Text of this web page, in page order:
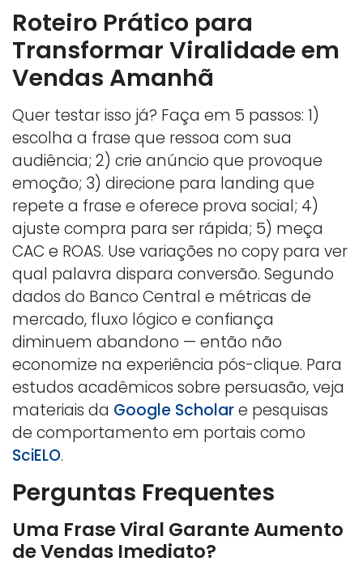
Roteiro Prático para
Transformar Viralidade em
Vendas Amanhã
Quer testar isso já? Faça em 5 passos: 1)
escolha a frase que ressoa com sua
audiência; 2) crie anúncio que provoque
emoção; 3) direcione para landing que
repete a frase e oferece prova social; 4)
ajuste compra para ser rápida; 5) meça
CAC e ROAS. Use variações no copy para ver
qual palavra dispara conversão. Segundo
dados do Banco Central e métricas de
mercado, fluxo lógico e confiança
diminuem abandono — então não
economize na experiência pós-clique. Para
estudos acadêmicos sobre persuasão, veja
materiais da Google Scholare pesquisas
de comportamento em portais como
SciELO.
Perguntas Frequentes
Uma Frase Viral Garante Aumento
de Vendas Imediato?